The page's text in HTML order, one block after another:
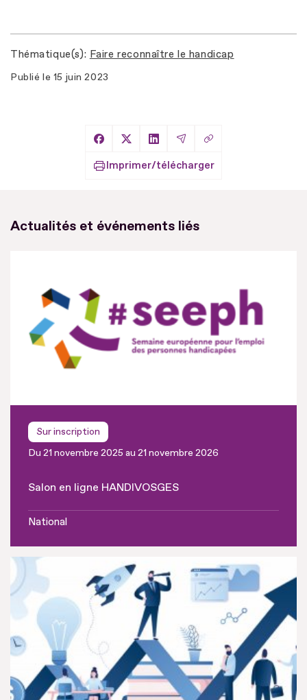
Thématique(s) Faire reconnaître le handicap
Publié le 15 juin 2023
Partager sur Facebook
Partager sur X
Partager sur LinkedIn
Partager par Email
Copier le lien
Imprimer/télécharger
Actualités et événements liés
Sur inscription
Du 21 novembre 2025 au 21 novembre 2026
Salon en ligne HANDIVOSGES
National